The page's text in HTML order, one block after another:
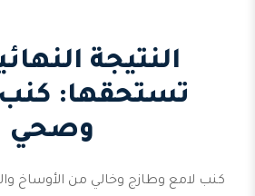
النتيجة
تستحقها:
وصحي
كنب لامع وطازج وخالي من الأوساخ